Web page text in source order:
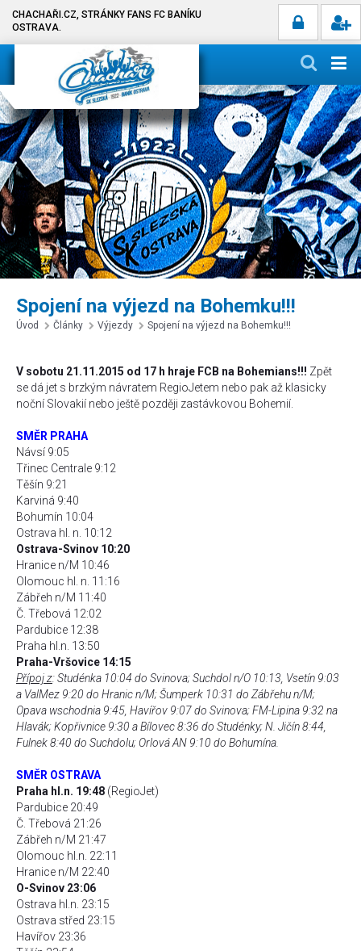
CHACHAŘI.CZ, STRÁNKY FANS FC BANÍKU
OSTRAVA.
Spojení na výjezd na Bohemku!!!
Úvod Články Výjezdy Spojení na výjezd na Bohemku!!!
V sobotu 21.11.2015 od 17 h hraje FCB na Bohemians!!! Zpět
se dá jet s brzkým návratem RegioJetem nebo pak až klasicky
noční Slovakií nebo ještě později zastávkovou Bohemií.
SMĚR PRAHA
Návsí 9:05
Třinec Centrale 9:12
Těšín 9:21
Karviná 9:40
Bohumín 10:04
Ostrava hl. n. 10:12
Ostrava-Svinov 10:20
Hranice n/M 10:46
Olomouc hl. n. 11:16
Zábřeh n/M 11:40
Č. Třebová 12:02
Pardubice 12:38
Praha hl.n. 13:50
Praha-Vršovice 14:15
Přípoj z: Studénka 10:04 do Svinova; Suchdol n/O 10:13, Vsetín 9:03
a ValMez 9:20 do Hranic n/M; Šumperk 10:31 do Zábřehu n/M;
Opava wschodnia 9:45, Havířov 9:07 do Svinova; FM-Lipina 9:32 na
Hlavák; Kopřivnice 9:30 a Bílovec 8:36 do Studénky; N. Jičín 8:44,
Fulnek 8:40 do Suchdolu; Orlová AN 9:10 do Bohumína.
SMĚR OSTRAVA
Praha hl.n. 19:48 (RegioJet)
Pardubice 20:49
Č. Třebová 21:26
Zábřeh n/M 21:47
Olomouc hl.n. 22:11
Hranice n/M 22:40
O-Svinov 23:06
Ostrava hl.n. 23:15
Ostrava střed 23:15
Havířov 23:36